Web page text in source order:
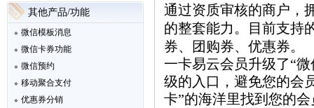
其他产品/功能
微信模板消息
微信卡券功能
微信预约
移动聚合支付
优惠券分销
通过资质审核的商户，
的整套能力。目前支持
券、团购券、优惠券。
一卡易云会员升级了“
级的入口，避免您的会
卡”的海洋里找到您的